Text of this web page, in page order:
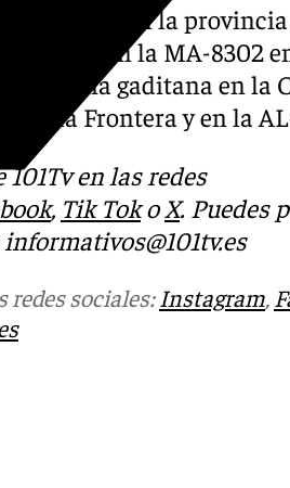
sábado, en la
tipo en la MA-8302
provincia gaditana en la
de la Frontera y en la
101Tv en las redes
, Tik Toko X. Puedes
informativos@101tv.es
redes sociales: Instagram,